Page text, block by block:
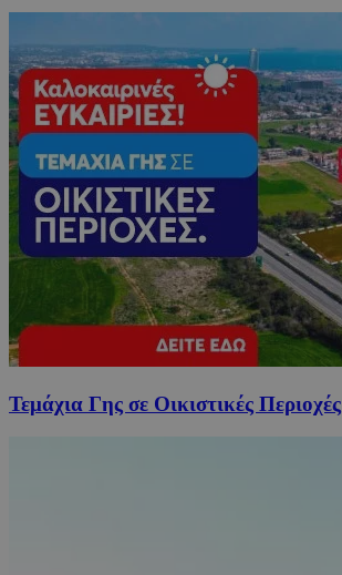
Τεμάχια Γης σε Οικιστικές Περιοχές